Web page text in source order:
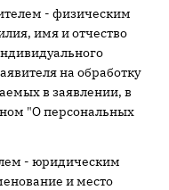
- физическим
имя и отчество
на обработку
в заявлении, в
"О персональных
- юридическим
и место